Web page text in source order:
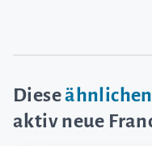
Diese
aktiv neue